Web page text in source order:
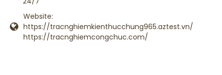
Website:
https://tracnghiemkienthucchung965.aztest.vn/
https://tracnghiemcongchuc.com/